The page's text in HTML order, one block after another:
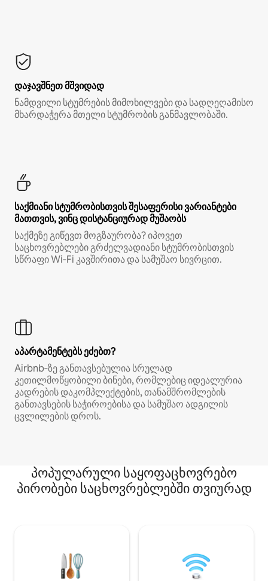
დაჯავშნეთ მშვიდად
ნამდვილი სტუმრების მიმოხილვები და სადღეღამისო
მხარდაჭერა მთელი სტუმრობის განმავლობაში.
საქმიანი სტუმრობისთვის შესაფერისი ვარიანტები
მათთვის, ვინც დისტანციურად მუშაობს
საქმეზე გიწევთ მოგზაურობა? იპოვეთ
საცხოვრებლები გრძელვადიანი სტუმრობისთვის
სწრაფი Wi‑Fi კავშირითა და სამუშაო სივრცით.
აპარტამენტებს ეძებთ?
Airbnb‑ზე განთავსებულია სრულად
კეთილმოწყობილი ბინები, რომლებიც იდეალურია
კადრების დაკომპლექტების, თანამშრომლების
განთავსების საჭიროებისა და სამუშაო ადგილის
ცვლილების დროს.
პოპულარული საყოფაცხოვრებო
პირობები საცხოვრებლებში თვიურად